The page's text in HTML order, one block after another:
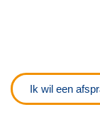
Ik wil een